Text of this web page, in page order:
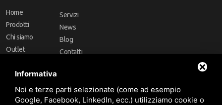
Home
Prodotti
Chi siamo
Outlet
Marchi
Servizi
News
Blog
Contatti
Follow Us
Informativa
Noi e terze parti selezionate (come ad esempio
Google, Facebook, LinkedIn, ecc.) utilizziamo cookie o